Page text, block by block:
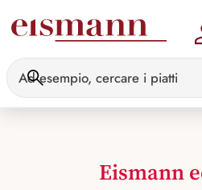
Eismann